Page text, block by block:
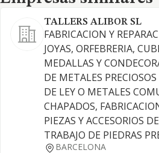
TALLERS ALIBOR SL
FABRICACION Y
JOYAS, ORFEBRERIA,
MEDALLAS Y
DE METALES
DE LEY O METALES
CHAPADOS,
PIEZAS Y ACCESORIOS
TRABAJO DE PIEDRAS
BARCELONA